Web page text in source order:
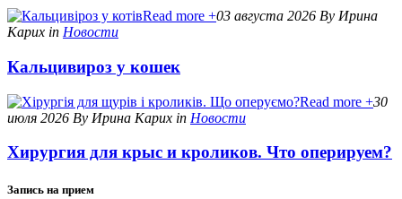
Read more +03 августа 2026 By Ирина
Карих in Новости
Кальцивироз у кошек
Read more +30
июля 2026 By Ирина Карих in Новости
Хирургия для крыс и кроликов. Что оперируем?
Запись на прием